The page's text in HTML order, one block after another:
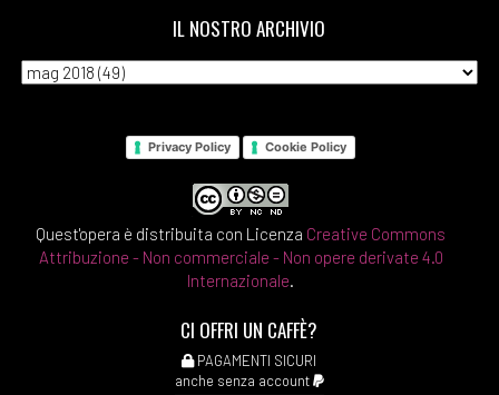
IL NOSTRO ARCHIVIO
Privacy Policy Cookie Policy
Quest'opera è distribuita con Licenza Creative Commons
Attribuzione - Non commerciale - Non opere derivate 4.0
Internazionale.
CI OFFRI UN CAFFÈ?
PAGAMENTI SICURI
anche senza account